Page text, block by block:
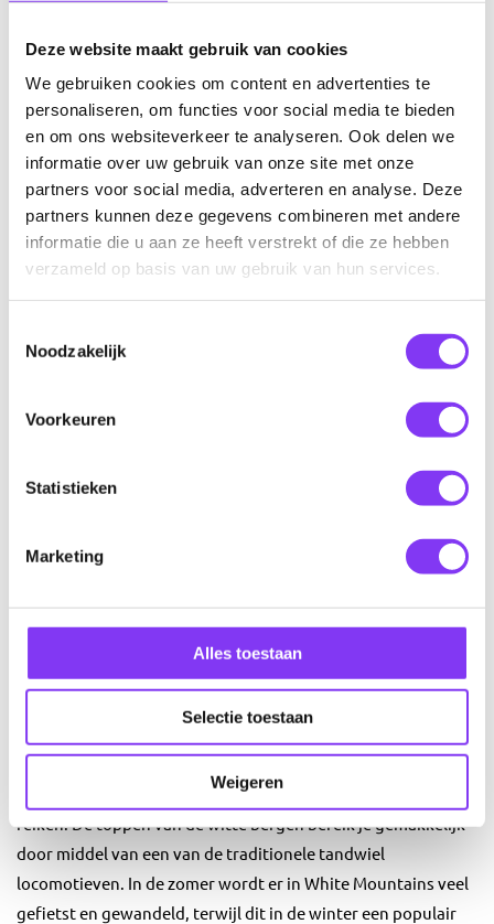
Deze website maakt gebruik van cookies
We gebruiken cookies om content en advertenties te
personaliseren, om functies voor social media te bieden
en om ons websiteverkeer te analyseren. Ook delen we
informatie over uw gebruik van onze site met onze
partners voor social media, adverteren en analyse. Deze
partners kunnen deze gegevens combineren met andere
informatie die u aan ze heeft verstrekt of die ze hebben
verzameld op basis van uw gebruik van hun services.
Noodzakelijk
Voorkeuren
Statistieken
Marketing
Alles toestaan
Selectie toestaan
Weigeren
New England reis
In het hoge noorden van de Verenigde Staten vind je New
England, een gebied dat bestaat uit de zes staten
Connecticut, Maine, Massachusetts, New Hampshire, Rhode
Island en Vermont. New England is een van de meest
veelzijdige gebieden in Noord-Amerika. Je vindt hier groene
bergen, witte granietkliffen, uitgestrekte bossen, maar ook
bezoeken!
Beleef een actieve New England reis in
Tijdens je New England reis heb je de kans de Appalachen te
het oosten van de Verenigde Staten. De Appalachen maken je
New England reis onvergetelijk, want je vindt in dit gebied de
allermooiste parken en vele Amerikaanse vissersdorpjes.
indrukwekkende granietkliffen die tot ver boven de wolken
reiken. De toppen van de witte bergen bereik je gemakkelijk
door middel van een van de traditionele tandwiel
locomotieven. In de zomer wordt er in White Mountains veel
gefietst en gewandeld, terwijl dit in de winter een populair